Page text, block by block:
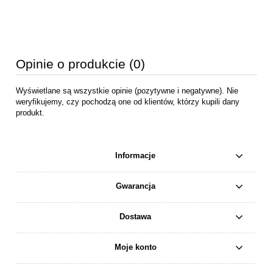
Opinie o produkcie (0)
Wyświetlane są wszystkie opinie (pozytywne i negatywne). Nie
weryfikujemy, czy pochodzą one od klientów, którzy kupili dany
produkt.
Informacje
Gwarancja
Dostawa
Moje konto